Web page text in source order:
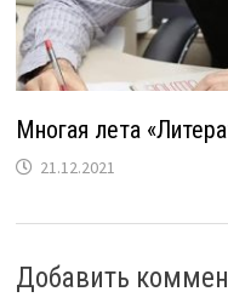
Многая лета
21.12.2021
Добавить